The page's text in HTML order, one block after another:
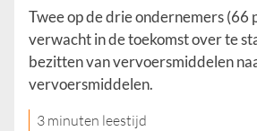
Twee op de drie ondernemers (66
verwacht in de toekomst over te
bezitten van vervoersmiddelen
vervoersmiddelen.
3 minuten leestijd